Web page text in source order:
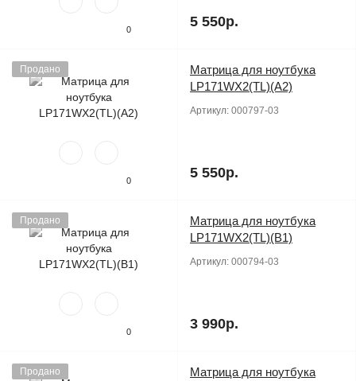
0 5 550р.
Продано
0
Матрица для ноутбука
LP171WX2(TL)(A2)
Артикул: 000797-03
5 550р.
Продано
0
Матрица для ноутбука
LP171WX2(TL)(B1)
Артикул: 000794-03
3 990р.
Продано
Матрица для ноутбука